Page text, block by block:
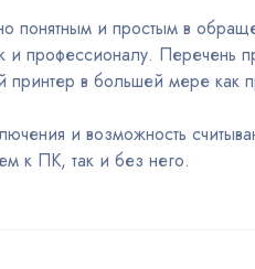
понятным и простым в
и профессионалу. Перечень
принтер в большей мере
и возможность
к ПК, так и без него.